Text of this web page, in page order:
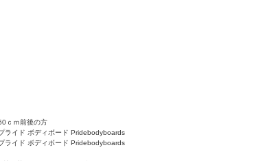
ｃｍ前後の方
ライド ボディボード Pridebodyboards
ライド ボディボード Pridebodyboards